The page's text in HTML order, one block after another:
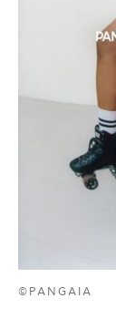
©PANGAIA